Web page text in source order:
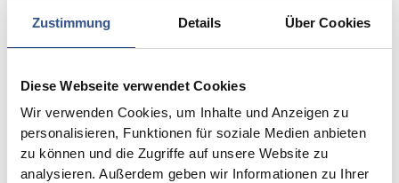
Zustimmung Details Über Cookies
Diese Webseite verwendet Cookies
Wir verwenden Cookies, um Inhalte und Anzeigen zu
personalisieren, Funktionen für soziale Medien anbieten
zu können und die Zugriffe auf unsere Website zu
analysieren. Außerdem geben wir Informationen zu Ihrer
Successful Initial Certification of our
Environmental Management System
In March 2018, we reached a further milestone
in operational environmental protection with
our initial certification according to DIN EN ISO
14001:2015. This globally recognized certificate